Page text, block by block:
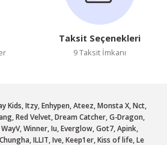
Taksit Seçenekleri
9 Taksit İmkanı
Kids, Itzy, Enhypen, Ateez, Monsta X, Nct,
Red Velvet, Dream Catcher, G-Dragon,
Winner, Iu, Everglow, Got7, Apink,
ILLIT, Ive, Keep1er, Kiss of life, Le